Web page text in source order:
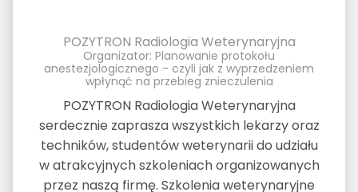
POZYTRON Radiologia Weterynaryjna
Organizator: Planowanie protokołu
anestezjologicznego - czyli jak z wyprzedzeniem
wpłynąć na przebieg znieczulenia
POZYTRON Radiologia Weterynaryjna
serdecznie zaprasza wszystkich lekarzy oraz
techników, studentów weterynarii do udziału
w atrakcyjnych szkoleniach organizowanych
przez naszą firmę. Szkolenia weterynaryjne